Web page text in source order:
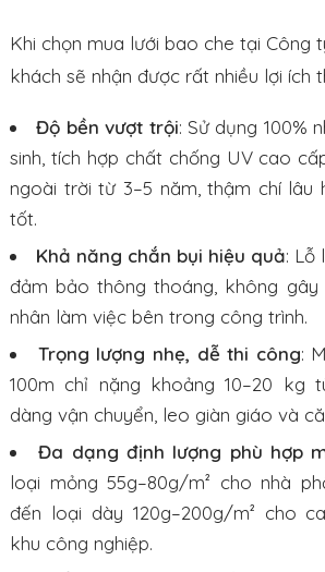
Khi chọn mua lưới bao che tại Công
khách sẽ nhận được rất nhiều lợi ích
Độ bền vượt trội: Sử dụng 100%
sinh, tích hợp chất chống UV cao
ngoài trời từ 3–5 năm, thậm chí lâu
tốt.
Khả năng chắn bụi hiệu quả: Lỗ
đảm bảo thông thoáng, không
nhân làm việc bên trong công trình.
Trọng lượng nhẹ, dễ thi công:
100m chỉ nặng khoảng 10–20 kg
dàng vận chuyển, leo giàn giáo và
Đa dạng định lượng phù hợp
loại mỏng 55g–80g/m² cho nhà
đến loại dày 120g–200g/m² cho
khu công nghiệp.